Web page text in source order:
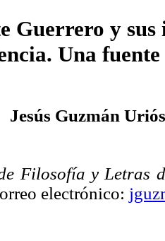
Guerrero y sus
Una
Jesús Guzmán
Filosofía y Letras
electrónico: